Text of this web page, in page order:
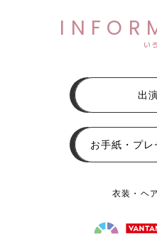
い
出
お手紙・プ
衣装・ヘ